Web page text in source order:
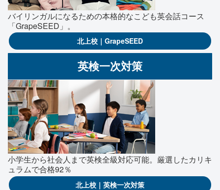
バイリンガルになるための本格的なこども英会話コース
「GrapeSEED」。
北上校｜GrapeSEED
英検一次対策
小学生から社会人まで英検全級対応可能。厳選したカリキ
ュラムで合格92％
北上校｜英検一次対策